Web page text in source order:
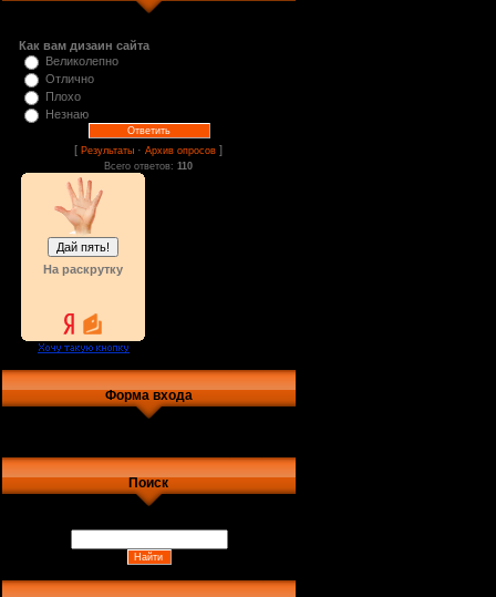
Как вам дизаин сайта
Великолепно
Отлично
Плохо
Незнаю
[Результаты ·Архив опросов ]
Всего ответов:110
На раскрутку
Форма входа
Поиск